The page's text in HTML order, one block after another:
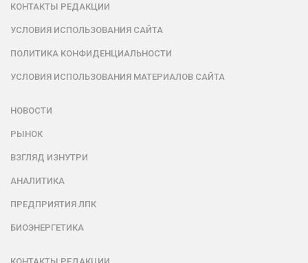
КОНТАКТЫ РЕДАКЦИИ
УСЛОВИЯ ИСПОЛЬЗОВАНИЯ САЙТА
ПОЛИТИКА КОНФИДЕНЦИАЛЬНОСТИ
УСЛОВИЯ ИСПОЛЬЗОВАНИЯ МАТЕРИАЛОВ САЙТА
НОВОСТИ
РЫНОК
ВЗГЛЯД ИЗНУТРИ
АНАЛИТИКА
ПРЕДПРИЯТИЯ ЛПК
БИОЭНЕРГЕТИКА